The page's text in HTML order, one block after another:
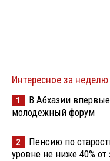
Интересное за неделю
1
В Абхазии
молодёжный форум
2
Пенсию по
уровне не ниже 40% от